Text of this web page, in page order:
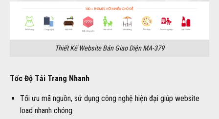
Thiết Kế Website Bán Giao Diện MA-379
Tốc Độ Tải Trang Nhanh
Tối ưu mã nguồn, sử dụng công nghệ hiện đại giúp website
load nhanh chóng.